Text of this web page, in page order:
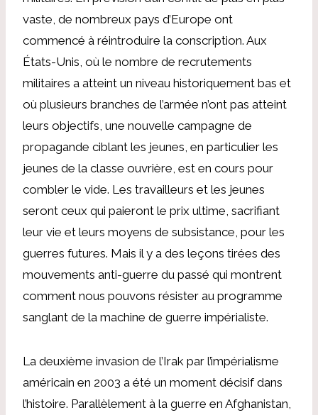
vaste, de nombreux pays d’Europe ont
commencé à réintroduire la conscription. Aux
États-Unis, où le nombre de recrutements
militaires a atteint un niveau historiquement bas et
où plusieurs branches de l’armée n’ont pas atteint
leurs objectifs, une nouvelle campagne de
propagande ciblant les jeunes, en particulier les
jeunes de la classe ouvrière, est en cours pour
combler le vide. Les travailleurs et les jeunes
seront ceux qui paieront le prix ultime, sacrifiant
leur vie et leurs moyens de subsistance, pour les
guerres futures. Mais il y a des leçons tirées des
mouvements anti-guerre du passé qui montrent
comment nous pouvons résister au programme
sanglant de la machine de guerre impérialiste.
La deuxième invasion de l’Irak par l’impérialisme
américain en 2003 a été un moment décisif dans
l’histoire. Parallèlement à la guerre en Afghanistan,